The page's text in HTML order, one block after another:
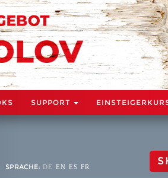
SUPPORT
SPRACHE: DE EN ES FR